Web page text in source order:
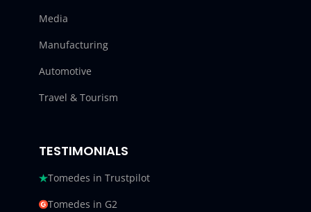
Media
Manufacturing
Automotive
Travel & Tourism
TESTIMONIALS
Tomedes in Trustpilot
Tomedes in G2